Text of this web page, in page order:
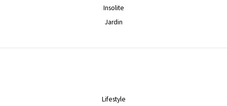
Insolite
Jardin
Lifestyle